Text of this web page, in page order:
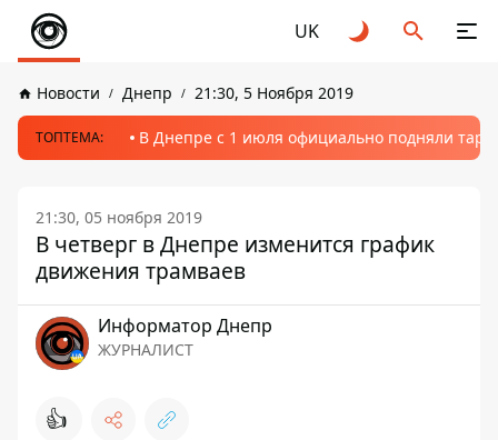
UK
Новости Днепр 21:30, 5 Ноября 2019
ТОПТЕМА: В Днепре с 1 июля официально подняли
21:30, 05 ноября 2019
В четверг в Днепре изменится график
движения трамваев
Информатор Днепр
ЖУРНАЛИСТ
👍